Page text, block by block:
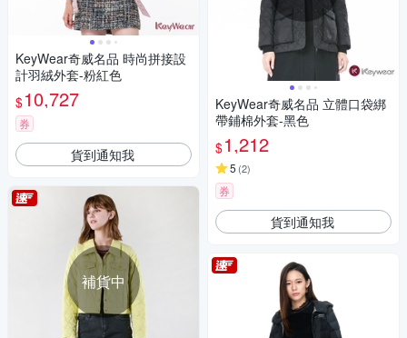
KeyWear奇威名品 時尚拼接設
計羽絨外套-粉紅色
$10,727
券
貨到通知我
補貨中
KeyWear奇威名品 立體口袋綁
帶鋪棉外套-黑色
$1,212
5 (2)
券
貨到通知我